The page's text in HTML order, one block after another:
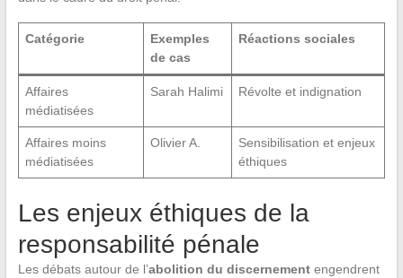
Catégorie
Exemples
de cas
Réactions sociales
Affaires
médiatisées
Sarah Halimi Révolte et indignation
Affaires moins
médiatisées
Olivier A.
Sensibilisation et enjeux
éthiques
Les enjeux éthiques de la
responsabilité pénale
Les débats autour de l’abolition du discernementengendrent